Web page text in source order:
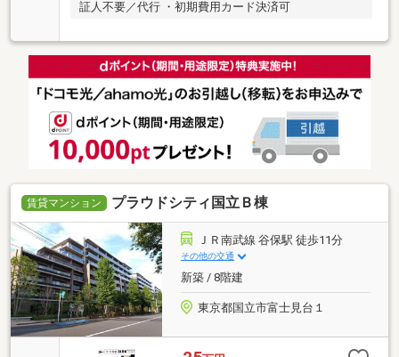
証人不要／代行 ・初期費用カード決済可
賃貸マンション プラウドシティ国立Ｂ棟
ＪＲ南武線 谷保駅 徒歩11分
その他の交通
新築 / 8階建
東京都国立市富士見台１